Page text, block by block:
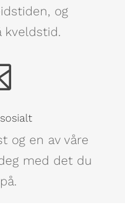
og
kveldstid.
og en av våre
med det du